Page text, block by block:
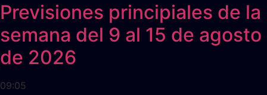
Previsiones principiales de la
semana del 9 al 15 de agosto
de 2026
09:05